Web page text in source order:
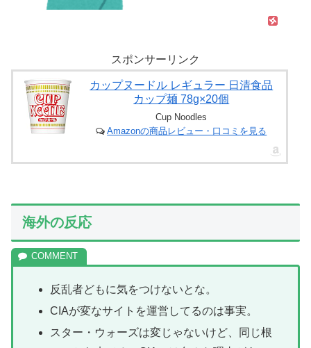
スポンサーリンク
カップヌードル レギュラー 日清食品
カップ麺 78g×20個
Cup Noodles
Amazonの商品レビュー・口コミを見る
海外の反応
反乱者どもに気をつけないとな。
CIAが変なサイトを運営してるのは事実。
スター・ウォーズは変じゃないけど、同じ根